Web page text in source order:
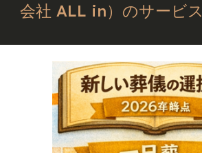
会社 ALL in）のサービス